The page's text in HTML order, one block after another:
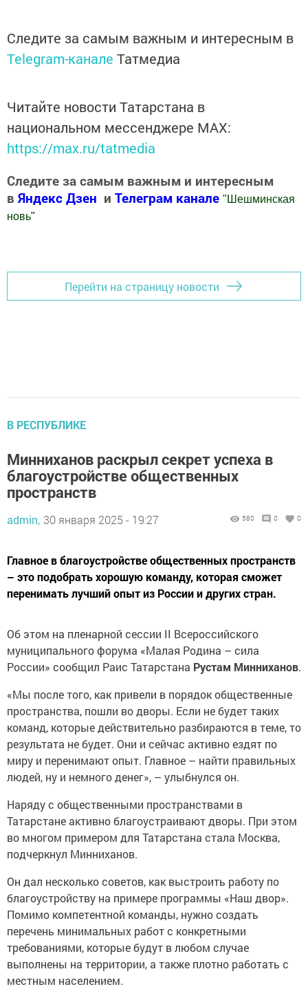
Следите за самым важным и интересным в
Telegram-канале Татмедиа
Читайте новости Татарстана в
национальном мессенджере MАХ:
https://max.ru/tatmedia
Следите за самым важным и интересным
в Яндекс Дзен и Телеграм канале " Шешминская
новь"
Перейти на страницу новости
В РЕСПУБЛИКЕ
Минниханов раскрыл секрет успеха в
благоустройстве общественных
пространств
admin, 30 января 2025 - 19:27 580 0 0
Главное в благоустройстве общественных пространств
– это подобрать хорошую команду, которая сможет
перенимать лучший опыт из России и других стран.
Об этом на пленарной сессии II Всероссийского
муниципального форума «Малая Родина – сила
России» сообщил Раис Татарстана Рустам Минниханов.
«Мы после того, как привели в порядок общественные
пространства, пошли во дворы. Если не будет таких
команд, которые действительно разбираются в теме, то
результата не будет. Они и сейчас активно ездят по
миру и перенимают опыт. Главное – найти правильных
людей, ну и немного денег», – улыбнулся он.
Наряду с общественными пространствами в
Татарстане активно благоустраивают дворы. При этом
во многом примером для Татарстана стала Москва,
подчеркнул Минниханов.
Он дал несколько советов, как выстроить работу по
благоустройству на примере программы «Наш двор».
Помимо компетентной команды, нужно создать
перечень минимальных работ с конкретными
требованиями, которые будут в любом случае
выполнены на территории, а также плотно работать с
местным населением.